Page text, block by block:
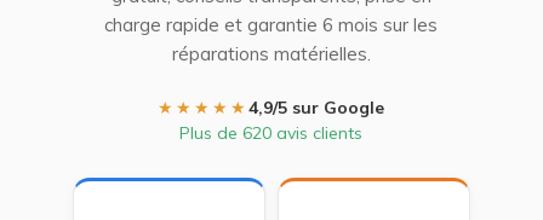
charge rapide et garantie 6 mois sur les
réparations matérielles.
★★★★★4,9/5 sur Google
Plus de 620 avis clients